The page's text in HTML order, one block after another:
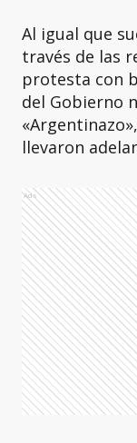
Al igual que
través de las
protesta con
del Gobierno
llevaron
Ads